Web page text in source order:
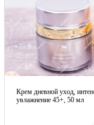
Крем дневной уход,
увлажнение 45+, 50 мл